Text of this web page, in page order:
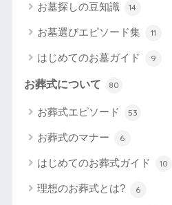
お墓探しの豆知識 14
お墓選びエピソード集 11
はじめてのお墓ガイド 9
お葬式について 80
お葬式エピソード 53
お葬式のマナー 6
はじめてのお葬式ガイド 10
理想のお葬式とは? 6